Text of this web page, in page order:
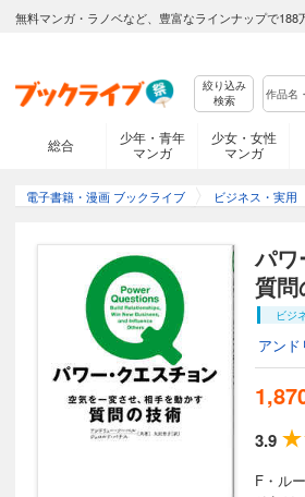
無料マンガ・ラノベなど、豊富なラインナップで188
絞り込み
検索
総合
少年・青年
マンガ
少女・女性
マンガ
電子書籍・漫画 ブックライブ ビジネス・実用
パ
質問
ビジ
アン
3.9
F・ル